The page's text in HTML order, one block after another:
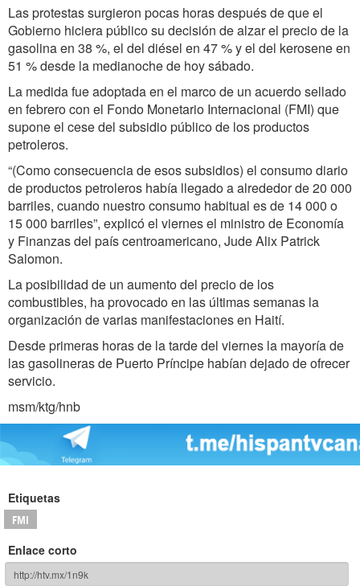
Las protestas surgieron pocas horas después de que el
Gobierno hiciera público su decisión de alzar el precio de la
gasolina en 38 %, el del diésel en 47 % y el del kerosene en
51 % desde la medianoche de hoy sábado.
La medida fue adoptada en el marco de un acuerdo sellado
en febrero con el Fondo Monetario Internacional (FMI) que
supone el cese del subsidio público de los productos
petroleros.
“(Como consecuencia de esos subsidios) el consumo diario
de productos petroleros había llegado a alrededor de 20 000
barriles, cuando nuestro consumo habitual es de 14 000 o
15 000 barriles”, explicó el viernes el ministro de Economía
y Finanzas del país centroamericano, Jude Alix Patrick
Salomon.
La posibilidad de un aumento del precio de los
combustibles, ha provocado en las últimas semanas la
organización de varias manifestaciones en Haití.
Desde primeras horas de la tarde del viernes la mayoría de
las gasolineras de Puerto Príncipe habían dejado de ofrecer
servicio.
msm/ktg/hnb
Etiquetas
FMI
Enlace corto